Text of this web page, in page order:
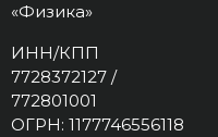
«Физика»
ИНН/КПП
7728372127 /
772801001
ОГРН: 1177746556118